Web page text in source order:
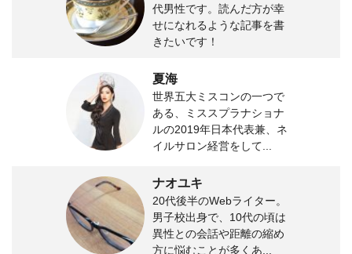
代男性です。読んだ方が幸
せになれるような記事を書
きたいです！
夏海
世界五大ミスコンの一つで
ある、ミススプラナショナ
ルの2019年日本代表兼、ネ
イルサロン経営をして...
ナオユキ
20代後半のWebライター。
男子校出身で、10代の頃は
異性との会話や距離の縮め
方に悩むことが多くあ...